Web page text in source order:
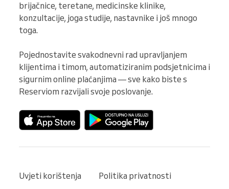
brijačnice, teretane, medicinske klinike,
konzultacije, joga studije, nastavnike i još mnogo
toga.
Pojednostavite svakodnevni rad upravljanjem
klijentima i timom, automatiziranim podsjetnicima i
sigurnim online plaćanjima — sve kako biste s
Reserviom razvijali svoje poslovanje.
Uvjeti korištenja Politika privatnosti